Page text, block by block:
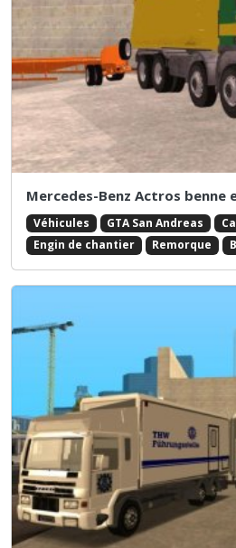
Mercedes-Benz Actros benne
Véhicules GTA San Andreas
Engin de chantier
Remorque